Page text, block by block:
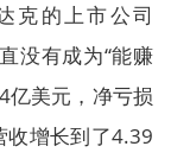
克的上市公司
没有成为“能赚
亿美元，净亏损
收增长到了4.39